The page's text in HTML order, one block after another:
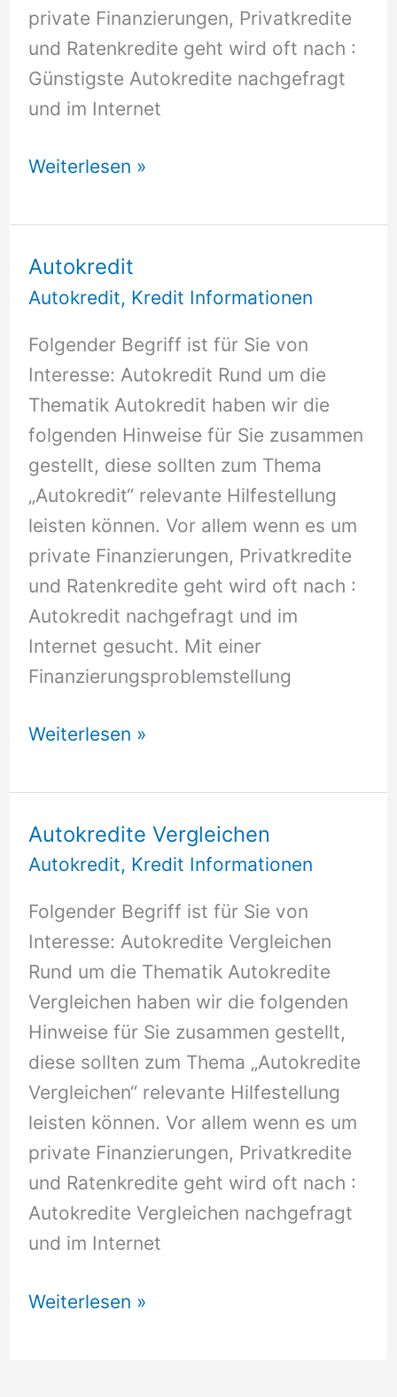
private Finanzierungen, Privatkredite
und Ratenkredite geht wird oft nach :
Günstigste Autokredite nachgefragt
und im Internet
Günstigste
Weiterlesen »
Autokredit
Autokredit, Kredit Informationen
Folgender Begriff ist für Sie von
Interesse: Autokredit Rund um die
Thematik Autokredit haben wir die
folgenden Hinweise für Sie zusammen
gestellt, diese sollten zum Thema
„Autokredit“ relevante Hilfestellung
leisten können. Vor allem wenn es um
private Finanzierungen, Privatkredite
und Ratenkredite geht wird oft nach :
Autokredit nachgefragt und im
Internet gesucht. Mit einer
Finanzierungsproblemstellung
Autokredit
Weiterlesen »
Autokredite Vergleichen
Autokredit, Kredit Informationen
Folgender Begriff ist für Sie von
Interesse: Autokredite Vergleichen
Rund um die Thematik Autokredite
Vergleichen haben wir die folgenden
Hinweise für Sie zusammen gestellt,
diese sollten zum Thema „Autokredite
Vergleichen“ relevante Hilfestellung
leisten können. Vor allem wenn es um
private Finanzierungen, Privatkredite
und Ratenkredite geht wird oft nach :
Autokredite Vergleichen nachgefragt
und im Internet
Autokredite
Weiterlesen »